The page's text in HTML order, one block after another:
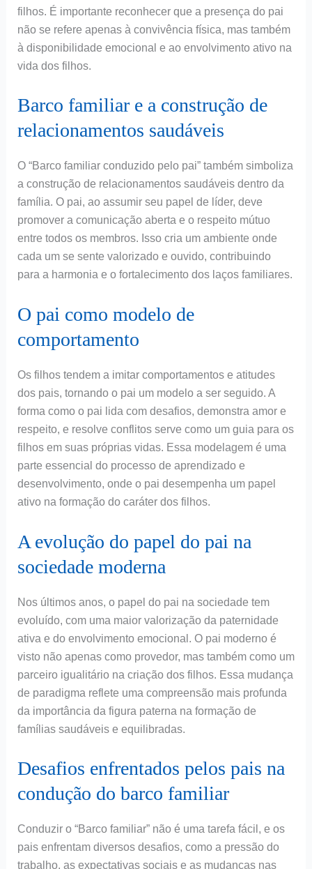
filhos. É importante reconhecer que a presença do pai
não se refere apenas à convivência física, mas também
à disponibilidade emocional e ao envolvimento ativo na
vida dos filhos.
Barco familiar e a construção de
relacionamentos saudáveis
O “Barco familiar conduzido pelo pai” também simboliza
a construção de relacionamentos saudáveis dentro da
família. O pai, ao assumir seu papel de líder, deve
promover a comunicação aberta e o respeito mútuo
entre todos os membros. Isso cria um ambiente onde
cada um se sente valorizado e ouvido, contribuindo
para a harmonia e o fortalecimento dos laços familiares.
O pai como modelo de
comportamento
Os filhos tendem a imitar comportamentos e atitudes
dos pais, tornando o pai um modelo a ser seguido. A
forma como o pai lida com desafios, demonstra amor e
respeito, e resolve conflitos serve como um guia para os
filhos em suas próprias vidas. Essa modelagem é uma
parte essencial do processo de aprendizado e
desenvolvimento, onde o pai desempenha um papel
ativo na formação do caráter dos filhos.
A evolução do papel do pai na
sociedade moderna
Nos últimos anos, o papel do pai na sociedade tem
evoluído, com uma maior valorização da paternidade
ativa e do envolvimento emocional. O pai moderno é
visto não apenas como provedor, mas também como um
parceiro igualitário na criação dos filhos. Essa mudança
de paradigma reflete uma compreensão mais profunda
da importância da figura paterna na formação de
famílias saudáveis e equilibradas.
Desafios enfrentados pelos pais na
condução do barco familiar
Conduzir o “Barco familiar” não é uma tarefa fácil, e os
pais enfrentam diversos desafios, como a pressão do
trabalho, as expectativas sociais e as mudanças nas